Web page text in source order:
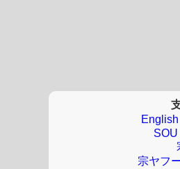
English
宗ヤフ